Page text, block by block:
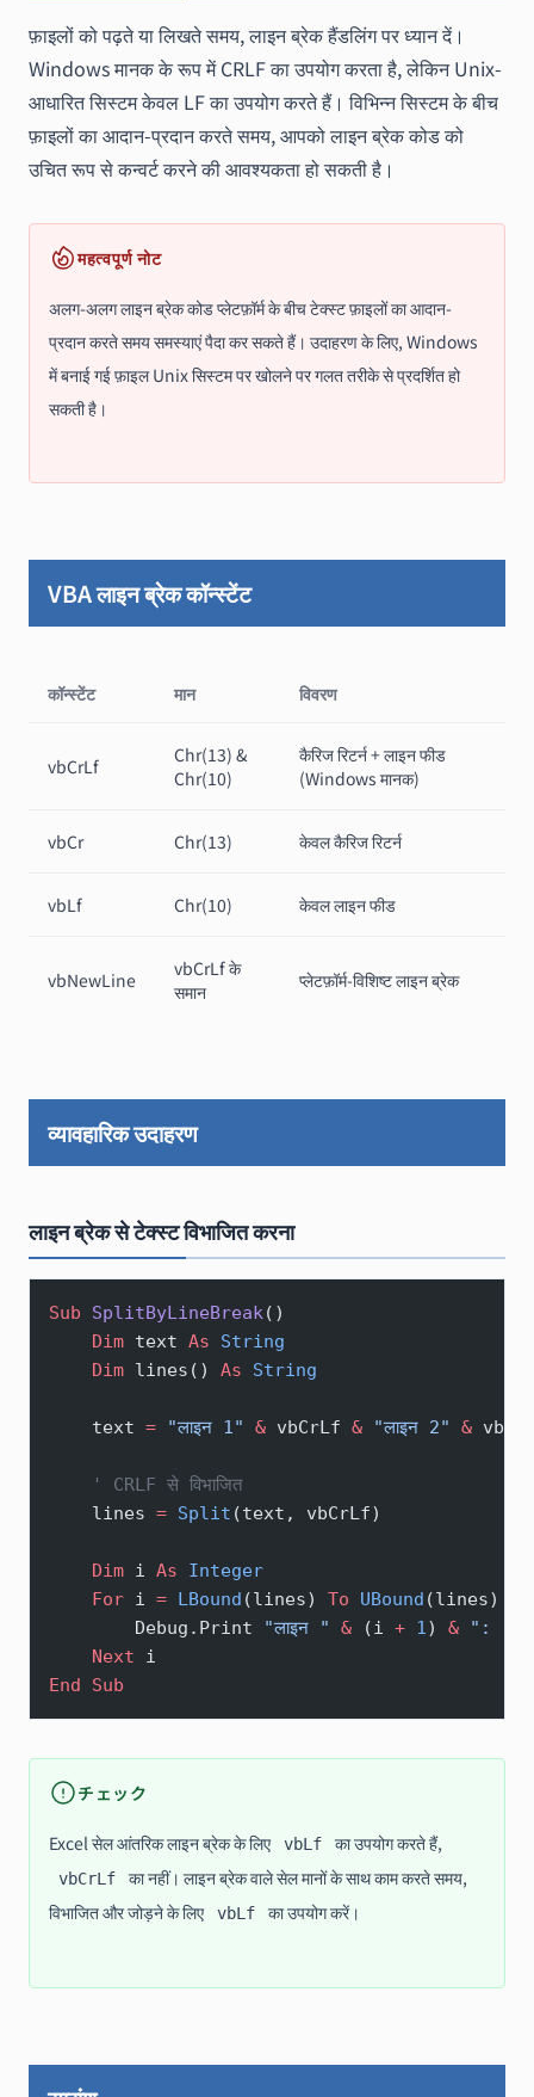
फ़ाइलों को पढ़ते या लिखते समय, लाइन ब्रेक हैंडलिंग पर ध्यान दें।
Windows मानक के रूप में CRLF का उपयोग करता है, लेकिन Unix-
आधारित सिस्टम केवल LF का उपयोग करते हैं। विभिन्न सिस्टम के बीच
फ़ाइलों का आदान-प्रदान करते समय, आपको लाइन ब्रेक कोड को
उचित रूप से कन्वर्ट करने की आवश्यकता हो सकती है।
महत्वपूर्ण नोट
अलग-अलग लाइन ब्रेक कोड प्लेटफ़ॉर्म के बीच टेक्स्ट फ़ाइलों का आदान-
प्रदान करते समय समस्याएं पैदा कर सकते हैं। उदाहरण के लिए, Windows
में बनाई गई फ़ाइल Unix सिस्टम पर खोलने पर गलत तरीके से प्रदर्शित हो
सकती है।
VBA लाइन ब्रेक कॉन्स्टेंट
कॉन्स्टेंट मान विवरण
vbCrLf
Chr(13) &
Chr(10)
कैरिज रिटर्न + लाइन फीड
(Windows मानक)
vbCr Chr(13) केवल कैरिज रिटर्न
vbLf Chr(10) केवल लाइन फीड
vbNewLine
vbCrLf के
समान
प्लेटफ़ॉर्म-विशिष्ट लाइन ब्रेक
व्यावहारिक उदाहरण
लाइन ब्रेक से टेक्स्ट विभाजित करना
Sub SplitByLineBreak()
    Dim
text As String
    Dim
lines() As String
    text
= "लाइन 1" & vbCrLf & "लाइन 2" &
    ' CRLF से विभाजित
    lines
= Split (text, vbCrLf)
    Dim
i As Integer
    For
i = LBound (lines) To UBound (lines)
        Debug.Print
"लाइन " & (i + 1) & ": "
    Next
i
End Sub
チェック
Excel सेल आंतरिक लाइन ब्रेक के लिए vbLf का उपयोग करते हैं,
vbCrLf
का नहीं। लाइन ब्रेक वाले सेल मानों के साथ काम करते समय,
विभाजित और जोड़ने के लिए
vbLf का उपयोग करें।